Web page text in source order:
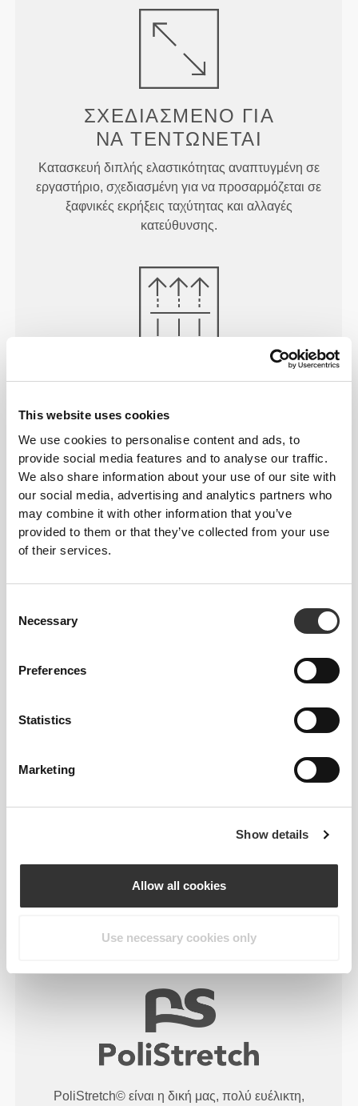
This website uses cookies
We use cookies to personalise content and ads, to
provide social media features and to analyse our traffic.
We also share information about your use of our site with
our social media, advertising and analytics partners who
may combine it with other information that you’ve
provided to them or that they’ve collected from your use
of their services.
Selection
Necessary
Preferences
Statistics
Marketing
Show details
Allow all cookies
Use necessary cookies only
ΣΧΕΔΙΑΣΜΈΝΟ ΓΙΑ
ΝΑ ΤΕΝΤΏΝΕΤΑΙ
Κατασκευή διπλής ελαστικότητας αναπτυγμένη σε
εργαστήριο, σχεδιασμένη για να προσαρμόζεται σε
ξαφνικές εκρήξεις ταχύτητας και αλλαγές
κατεύθυνσης.
απομάκρυνσης της υγρασίας που σας βοηθούν να
παραμένετε στεγνοί και άνετοι.
ΣΧΕΔΙΑΣΜΈΝΟ ΜΕ ΤΗΝ
RevoKnit
είναι μια προηγμένη τεχνολογία
πλεξίματος που αναπτύχθηκε από την Prozis και
δεύτερο δέρμα, με βελτιωμένη ελαστικότητα,
αποδίδει καλύτερα, προσφέρει
PoliStretch© είναι η δική μας, πολύ ευέλικτη,